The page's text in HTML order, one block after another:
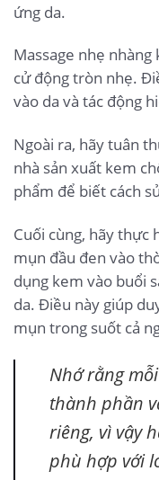
ứng da.
Massage nhẹ
cử động tròn nhẹ.
vào da và tác động
Ngoài ra, hãy tuân
nhà sản xuất kem
phẩm để biết cách
Cuối cùng, hãy thực
mụn đầu đen vào
dụng kem vào buổi
da. Điều này giúp
mụn trong suốt cả
Nhớ rằng
thành phần
riêng, vì vậy
phù hợp với